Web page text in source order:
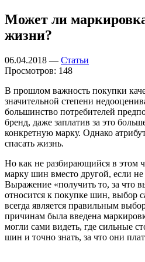
Может ли
жизни?
06.04.2018 — Статьи
Просмотров: 148
В прошлом важность покупки
значительной степени
большинство потребителей
бренд, даже заплатив за это
конкретную марку. Однако
спасать жизнь.
Но как не разбирающийся в этом
марку шин вместо другой, если
Выражение «получить то, за что
относится к покупке шин, выбор
всегда является правильным
причинам была введена
могли сами видеть, где сильные
шин и точно знать, за что они